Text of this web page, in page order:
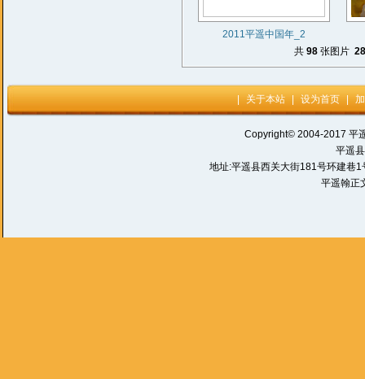
2011平遥中国年_2
共 98 张图片 28
关于本站 设为首页
Copyright© 2004-2017 平
平遥
地址:平遥县西关大街181号环建
平遥翰正